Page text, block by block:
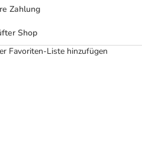
Zahlung
Shop
Favoriten-Liste hinzufügen